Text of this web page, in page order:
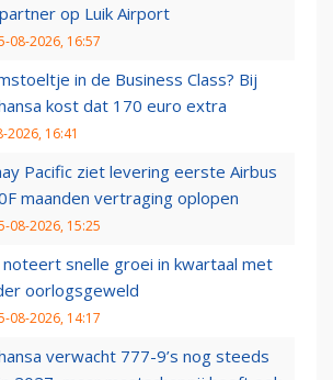
op Luik Airport
08-2026, 16:57
in de Business Class? Bij
kost dat 170 euro extra
2026, 16:41
Pacific ziet levering eerste Airbus
maanden vertraging oplopen
08-2026, 15:25
noteert snelle groei in kwartaal met
oorlogsgeweld
08-2026, 14:17
verwacht 777-9’s nog steeds